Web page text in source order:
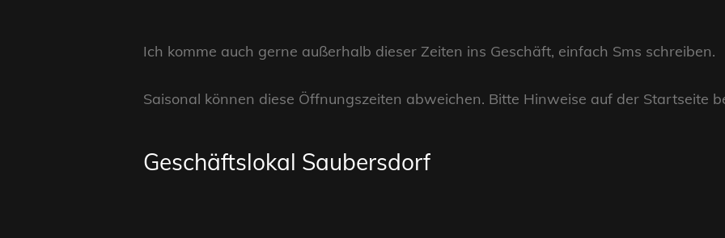
Ich komme auch gerne außerhalb dieser Zeiten ins Geschäft, einfach Sms schreiben.
Saisonal können diese Öffnungszeiten abweichen. Bitte Hinweise auf der Startseite
Geschäftslokal Saubersdorf